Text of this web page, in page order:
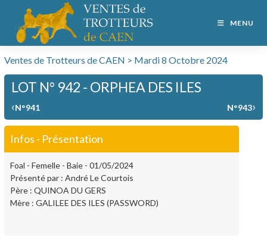
MENU
Ventes de Trotteurs de CAEN > Mardi 8 Octobre 2024
LOT N° 942 - ORPHEA DES ILES
‹N°941 N°943›
Infos - Présentation
Foal - Femelle - Baie - 01/05/2024
Présenté par : André Le Courtois
Père : QUINOA DU GERS
Mère : GALILEE DES ILES (PASSWORD)